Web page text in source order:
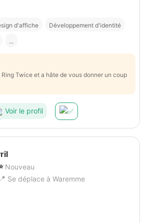
d'affiche Développement d'identité
...
Twice et a hâte de vous donner un coup
Voir le profil
Nouveau
Se déplace à Waremme